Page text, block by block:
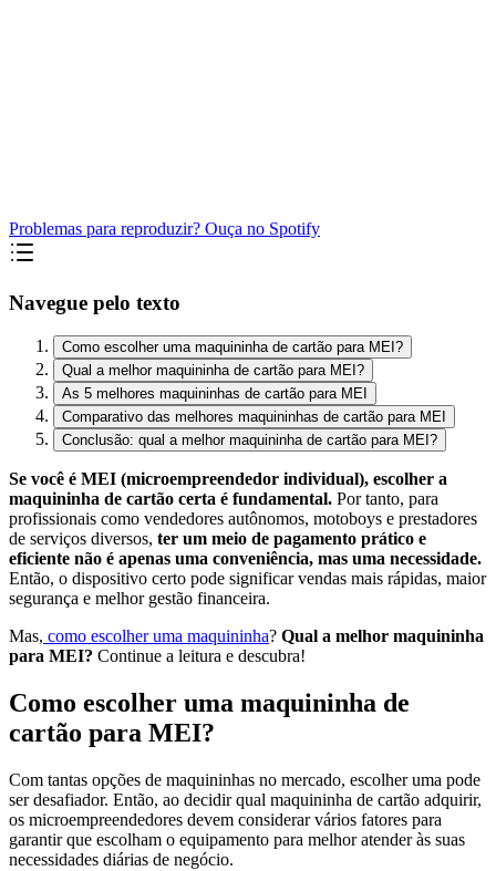
Problemas para reproduzir? Ouça no Spotify
Navegue pelo texto
Como escolher uma maquininha de cartão para MEI?
Qual a melhor maquininha de cartão para MEI?
As 5 melhores maquininhas de cartão para MEI
Comparativo das melhores maquininhas de cartão para MEI
Conclusão: qual a melhor maquininha de cartão para MEI?
Se você é MEI (microempreendedor individual), escolher a
maquininha de cartão certa é fundamental. Por tanto, para
profissionais como vendedores autônomos, motoboys e prestadores
de serviços diversos, ter um meio de pagamento prático e
eficiente não é apenas uma conveniência, mas uma necessidade.
Então, o dispositivo certo pode significar vendas mais rápidas, maior
segurança e melhor gestão financeira.
Mas, como escolher uma maquininha? Qual a melhor maquininha
para MEI? Continue a leitura e descubra!
Como escolher uma maquininha de
cartão para MEI?
Com tantas opções de maquininhas no mercado, escolher uma pode
ser desafiador. Então, ao decidir qual maquininha de cartão adquirir,
os microempreendedores devem considerar vários fatores para
garantir que escolham o equipamento para melhor atender às suas
necessidades diárias de negócio.